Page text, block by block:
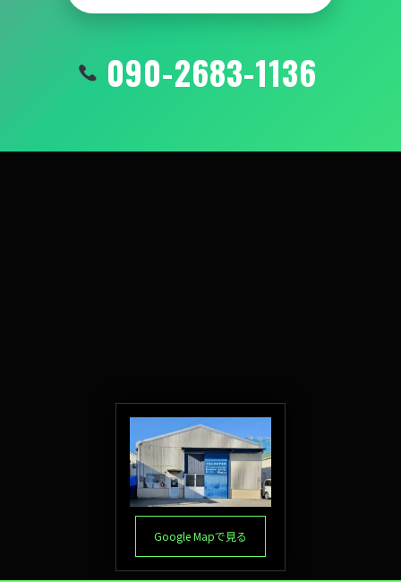
090-2683-1136
Google Mapで見る